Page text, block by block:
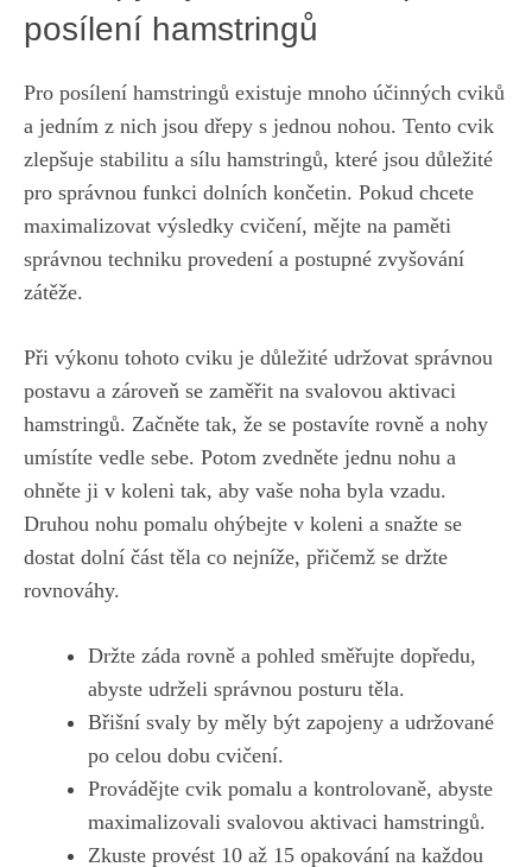
posílení hamstringů
Pro‌ posílení hamstringů​ existuje mnoho účinných cviků
a ​jedním z ‍nich jsou dřepy s jednou​ nohou. ⁢Tento cvik
zlepšuje stabilitu a sílu hamstringů, které jsou důležité
pro správnou funkci dolních⁢ končetin.⁢ Pokud ‌chcete
maximalizovat výsledky cvičení, mějte na paměti
správnou techniku provedení a⁢ postupné zvyšování
zátěže.
Při výkonu tohoto cviku je důležité udržovat správnou
postavu ⁣a zároveň se zaměřit na svalovou‌ aktivaci
hamstringů. Začněte tak, že se postavíte rovně a nohy
umístíte vedle sebe. Potom zvedněte​ jednu‌ nohu a
‌ohněte ji v koleni tak, aby vaše noha byla vzadu.
⁣Druhou nohu pomalu ohýbejte v koleni⁤ a snažte se
dostat dolní část těla co nejníže, přičemž se držte
rovnováhy.
Držte záda rovně a pohled směřujte dopředu,
abyste udrželi správnou posturu těla.
Břišní svaly by měly být zapojeny a udržované
⁣po celou dobu cvičení.
Provádějte cvik pomalu a kontrolovaně, abyste
maximalizovali svalovou aktivaci hamstringů.
Zkuste provést 10 až 15 opakování na každou